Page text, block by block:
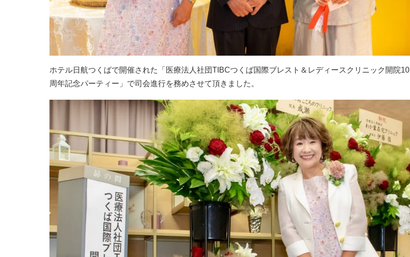
ホテル日航つくばで開催された「医療法人社団TIBCつくば国際ブレスト＆レディースクリニック開院10
周年記念パーティー」で司会進行を務めさせて頂きました。